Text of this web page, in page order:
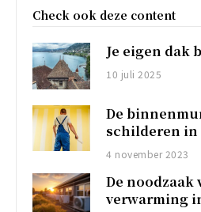
Check ook deze content
Je eigen dak
10 juli 2025
De
schilderen in
4 november 2023
De noodzaak
verwarming